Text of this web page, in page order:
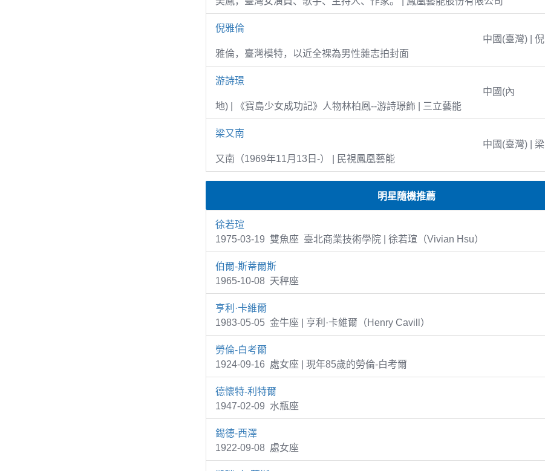
倪雅倫
中國(臺灣) | 倪
雅倫，臺灣模特，以近全裸為男性雜志拍封面
游詩璟
中國(內
地) | 《寶島少女成功記》人物林柏鳳--游詩璟飾 | 三立藝能
梁又南
中國(臺灣) | 梁
又南（1969年11月13日-） | 民視鳳凰藝能
明星隨機推薦
徐若瑄
1975-03-19 雙魚座 臺北商業技術學院 | 徐若瑄（Vivian Hsu）
伯爾-斯蒂爾斯
1965-10-08 天秤座
亨利·卡維爾
1983-05-05 金牛座 | 亨利·卡維爾（Henry Cavill）
勞倫-白考爾
1924-09-16 處女座 | 現年85歲的勞倫-白考爾
德懷特-利特爾
1947-02-09 水瓶座
錫德-西澤
1922-09-08 處女座